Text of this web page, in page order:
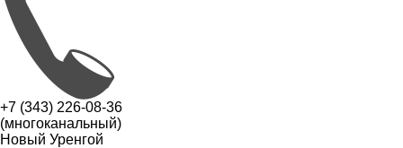
+7 (343) 226-08-36
(многоканальный)
Новый Уренгой